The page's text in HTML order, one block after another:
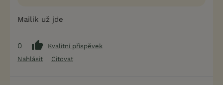
Mailik už jde
0
Kvalitní příspěvek
Nahlásit
Citovat